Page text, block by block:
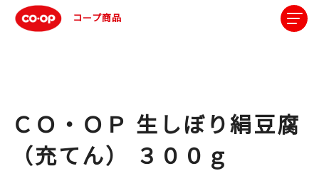
コープ商品
ＣＯ・ＯＰ 生しぼり絹豆腐
（充てん） ３００ｇ